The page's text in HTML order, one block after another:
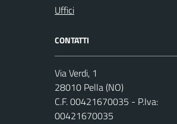
Uffici
CONTATTI
Via Verdi, 1
28010 Pella (NO)
C.F. 00421670035 - P.Iva:
00421670035